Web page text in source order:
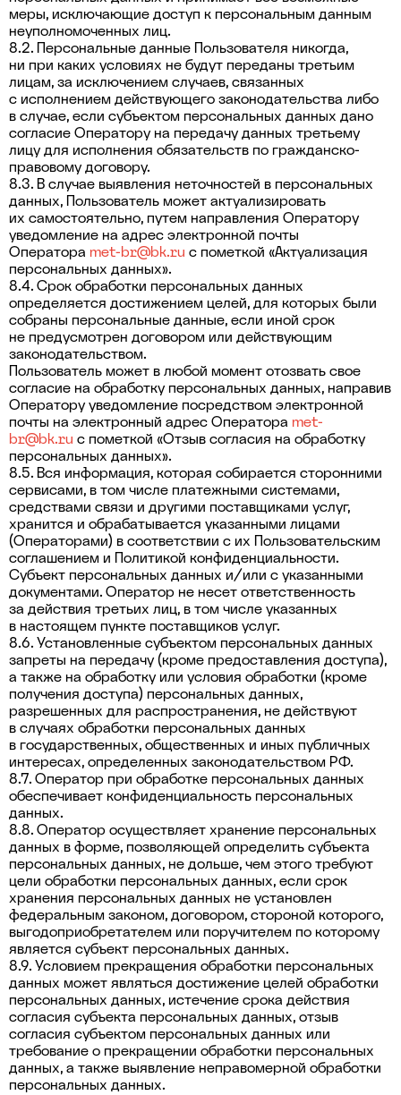
меры, исключающие доступ к персональным данным
неуполномоченных лиц.
8.2. Персональные данные Пользователя никогда,
ни при каких условиях не будут переданы третьим
лицам, за исключением случаев, связанных
с исполнением действующего законодательства либо
в случае, если субъектом персональных данных дано
согласие Оператору на передачу данных третьему
лицу для исполнения обязательств по гражданско-
правовому договору.
8.3. В случае выявления неточностей в персональных
данных, Пользователь может актуализировать
их самостоятельно, путем направления Оператору
уведомление на адрес электронной почты
Оператора met-br@bk.ru с пометкой «Актуализация
персональных данных».
8.4. Срок обработки персональных данных
определяется достижением целей, для которых были
собраны персональные данные, если иной срок
не предусмотрен договором или действующим
законодательством.
Пользователь может в любой момент отозвать свое
согласие на обработку персональных данных, направив
Оператору уведомление посредством электронной
почты на электронный адрес Оператора met-
br@bk.ru с пометкой «Отзыв согласия на обработку
персональных данных».
8.5. Вся информация, которая собирается сторонними
сервисами, в том числе платежными системами,
средствами связи и другими поставщиками услуг,
хранится и обрабатывается указанными лицами
(Операторами) в соответствии с их Пользовательским
соглашением и Политикой конфиденциальности.
Субъект персональных данных и/или с указанными
документами. Оператор не несет ответственность
за действия третьих лиц, в том числе указанных
в настоящем пункте поставщиков услуг.
8.6. Установленные субъектом персональных данных
запреты на передачу (кроме предоставления доступа),
а также на обработку или условия обработки (кроме
получения доступа) персональных данных,
разрешенных для распространения, не действуют
в случаях обработки персональных данных
в государственных, общественных и иных публичных
интересах, определенных законодательством РФ.
8.7. Оператор при обработке персональных данных
обеспечивает конфиденциальность персональных
данных.
8.8. Оператор осуществляет хранение персональных
данных в форме, позволяющей определить субъекта
персональных данных, не дольше, чем этого требуют
цели обработки персональных данных, если срок
хранения персональных данных не установлен
федеральным законом, договором, стороной которого,
выгодоприобретателем или поручителем по которому
является субъект персональных данных.
8.9. Условием прекращения обработки персональных
данных может являться достижение целей обработки
персональных данных, истечение срока действия
согласия субъекта персональных данных, отзыв
согласия субъектом персональных данных или
требование о прекращении обработки персональных
данных, а также выявление неправомерной обработки
персональных данных.